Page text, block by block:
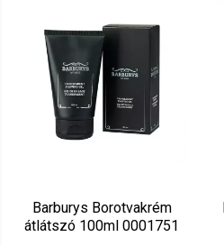
Ár szerint csökkenő
Ár szerint növekvő
Mutat: 160
Barburys Borotvakrém
átlátszó 100ml 0001751